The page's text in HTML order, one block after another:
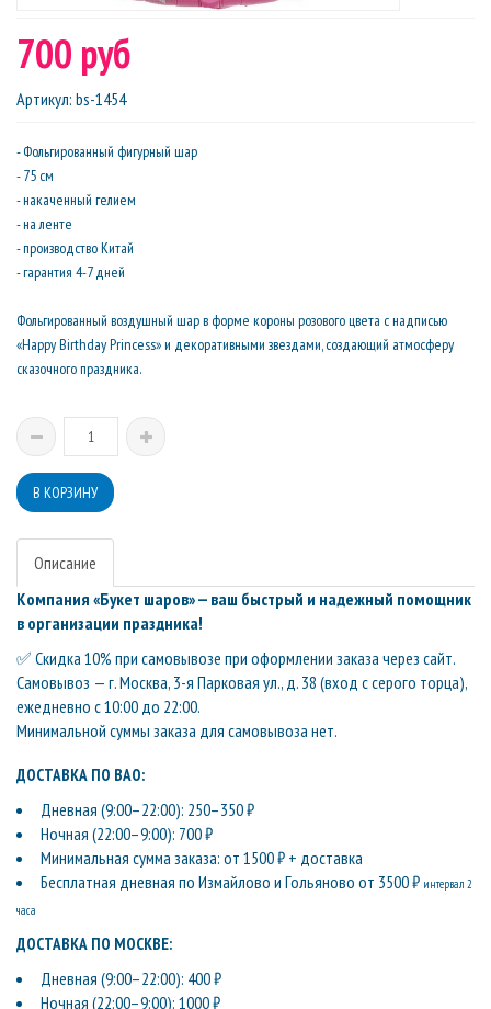
700 руб
Артикул: bs-1454
- Фольгированный фигурный шар
- 75 см
- накаченный гелием
- на ленте
- производство Китай
- гарантия 4-7 дней
Фольгированный воздушный шар в форме короны розового цвета с надписью
«Happy Birthday Princess» и декоративными звездами, создающий атмосферу
сказочного праздника.
Описание
Компания «Букет шаров» — ваш быстрый и надежный помощник
в организации праздника!
✅ Скидка 10% при самовывозе при оформлении заказа через сайт.
Самовывоз — г. Москва, 3-я Парковая ул., д. 38 (вход с серого торца),
ежедневно с 10:00 до 22:00.
Минимальной суммы заказа для самовывоза нет.
ДОСТАВКА ПО ВАО:
Дневная (9:00–22:00): 250–350 ₽
Ночная (22:00–9:00): 700 ₽
Минимальная сумма заказа: от 1500 ₽ + доставка
Бесплатная дневная по Измайлово и Гольяново от 3500 ₽ интервал 2
часа
ДОСТАВКА ПО МОСКВЕ:
Дневная (9:00–22:00): 400 ₽
Ночная (22:00–9:00): 1000 ₽